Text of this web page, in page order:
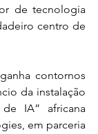
de tecnologia
centro de
contornos
da instalação
IA” africana
em parceria